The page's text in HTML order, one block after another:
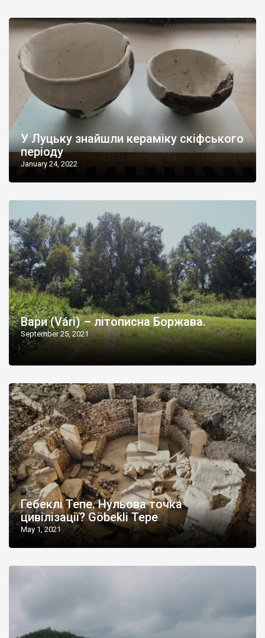
У Луцьку знайшли кераміку скіфського
періоду
January 24, 2022
Вари (Várі) – літописна Боржава.
September 25, 2021
Гебеклі Тепе. Нульова точка
цивілізації? Göbekli Tepe
May 1, 2021